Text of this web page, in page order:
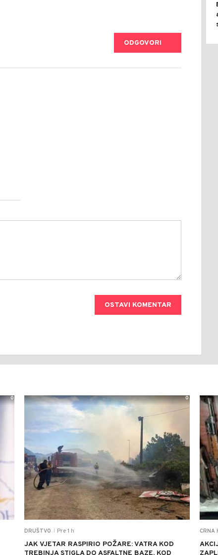
ODGOVORI
OSTAVI KOMENTAR
0
DRUŠTVO Pre 1 h
JAK VJETAR RASPIRIO POŽARE: VATRA KOD
0
CRNA